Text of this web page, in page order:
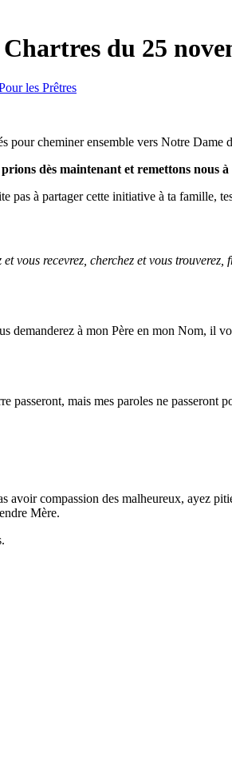
du 25
les Prêtres
pour cheminer ensemble vers Notre Dame
dès maintenant et remettons nous
pas à partager cette initiative à ta famille,
vous recevrez, cherchez et vous
demanderez à mon Père en mon Nom, il
mais mes paroles ne
avoir compassion des malheureux, ayez
Mère.